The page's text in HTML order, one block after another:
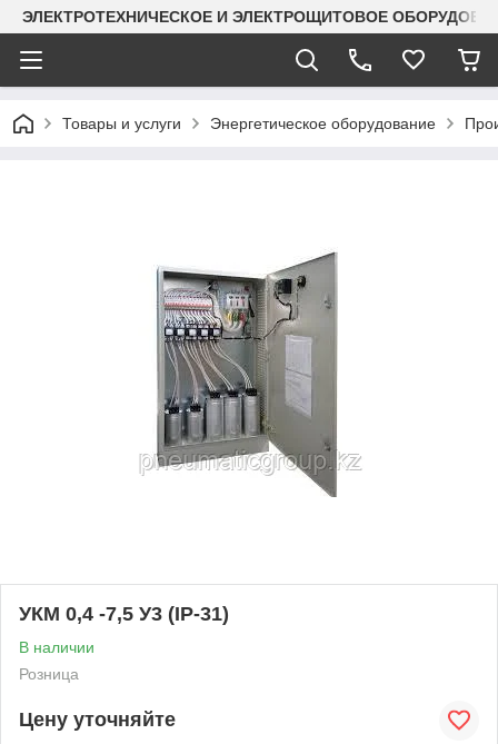
ЭЛЕКТРОТЕХНИЧЕСКОЕ И ЭЛЕКТРОЩИТОВОЕ
Товары и услуги Энергетическое оборудование
УКМ 0,4 -7,5 У3 (IP-31)
В наличии
Розница
Цену уточняйте